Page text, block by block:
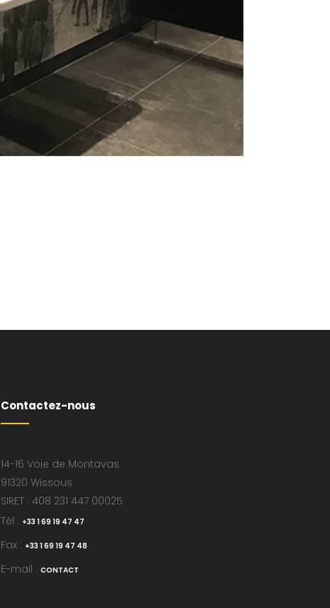
Contactez-nous
14-16 Voie de Montavas
91320 Wissous
SIRET : 408 231 447 00025
Tél : +33 1 69 19 47 47
Fax : +33 1 69 19 47 48
E-mail :CONTACT